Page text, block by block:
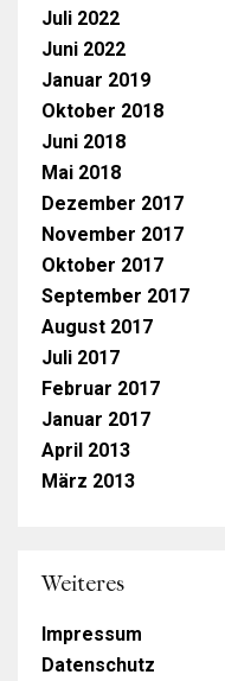
Juli 2022
Juni 2022
Januar 2019
Oktober 2018
Juni 2018
Mai 2018
Dezember 2017
November 2017
Oktober 2017
September 2017
August 2017
Juli 2017
Februar 2017
Januar 2017
April 2013
März 2013
Weiteres
Impressum
Datenschutz